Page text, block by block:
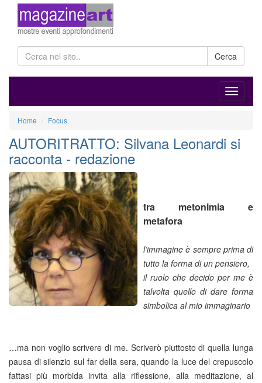
Cerca
Home Focus
AUTORITRATTO: Silvana Leonardi si
racconta - redazione
tra metonimia e
metafora
l’immagine è sempre prima di
tutto la forma di un pensiero,
il ruolo che decido per me è
talvolta quello di dare forma
simbolica al mio immaginario
…ma non voglio scrivere di me. Scriverò piuttosto di quella lunga
pausa di silenzio sul far della sera, quando la luce del crepuscolo
fattasi più morbida invita alla riflessione, alla meditazione, al